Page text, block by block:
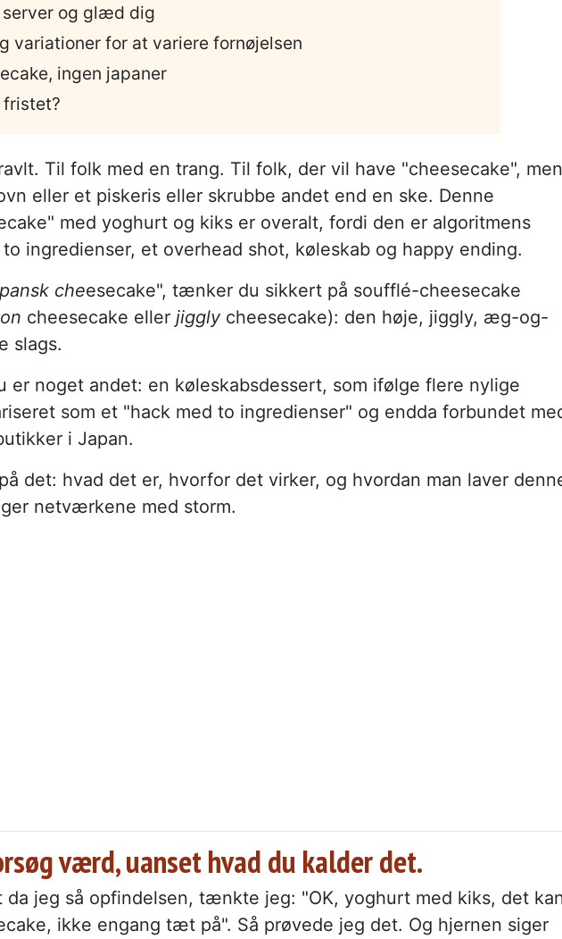
server og glæd dig
variationer for at variere fornøjelsen
ingen japaner
fristet?
Til folk med en trang. Til folk, der vil have "cheesecake", men
eller et piskeris eller skrubbe andet end en ske. Denne
med yoghurt og kiks er overalt, fordi den er algoritmens
ingredienser, et overhead shot, køleskab og happy ending.
cheesecake", tænker du sikkert på soufflé-cheesecake
cheesecake eller jigglycheesecake): den høje, jiggly, æg-og-
slags.
er noget andet: en køleskabsdessert, som ifølge flere nylige
som et "hack med to ingredienser" og endda forbundet
i Japan.
det: hvad det er, hvorfor det virker, og hvordan man laver
netværkene med storm.
værd, uanset hvad du kalder det.
da jeg så opfindelsen, tænkte jeg: "OK, yoghurt med kiks, det
ikke engang tæt på". Så prøvede jeg det. Og hjernen siger